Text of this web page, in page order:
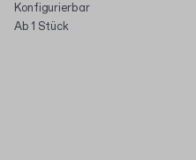
Konfigurierbar
Ab 1 Stück